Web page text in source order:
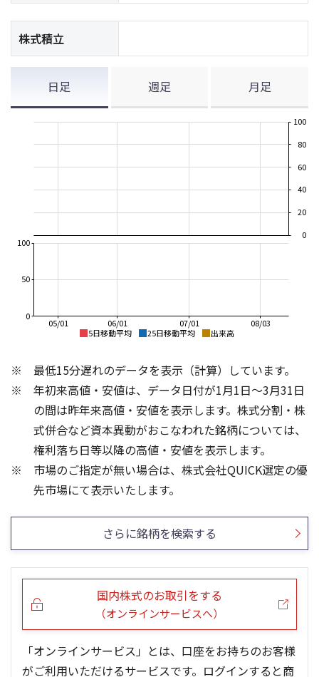
株式積立
日足 週足 月足
5日移動平均 25日移動平均 出来高
08/03
07/01
06/01
05/01
0
20
40
60
80
100
0
50
100
13週移動平均 26週移動平均 出来高
2,023
2,024
0
20
40
5ヶ月移動平均 25ヶ月移動平均 出来高
0
1,000
1,500
2,000
0
50
100
最低15分遅れのデータを表示（計算）しています。
年初来高値・安値は、データ日付が1月1日～3月31日
の間は昨年来高値・安値を表示します。株式分割・株
式併合など資本異動がおこなわれた銘柄については、
権利落ち日等以降の高値・安値を表示します。
市場のご指定が無い場合は、株式会社QUICK選定の優
先市場にて表示いたします。
さらに銘柄を検索する
国内株式のお取引をする
（オンラインサービスへ）
「オンラインサービス」とは、口座をお持ちのお客様
がご利用いただけるサービスです。ログインすると商